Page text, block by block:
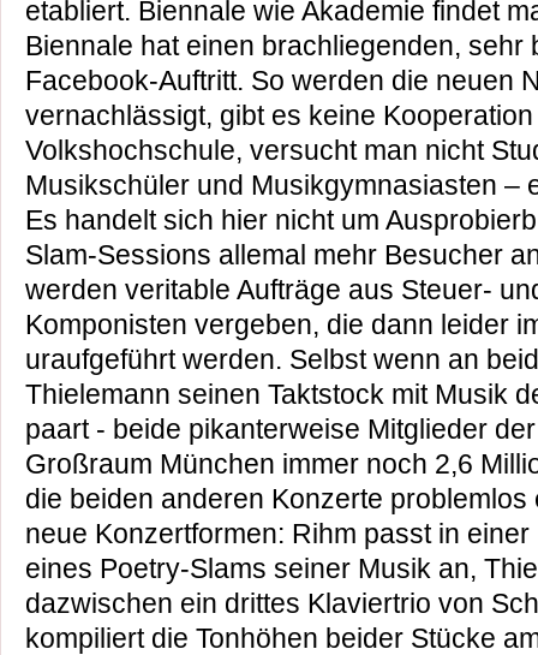
etabliert. Biennale wie Akademie findet
Biennale hat einen brachliegenden, sehr
Facebook-Auftritt. So werden die neuen
vernachlässigt, gibt es keine
Volkshochschule, versucht man nicht
Musikschüler und Musikgymnasiasten –
Es handelt sich hier nicht um
Slam-Sessions allemal mehr Besucher
werden veritable Aufträge aus Steuer-
Komponisten vergeben, die dann leider
uraufgeführt werden. Selbst wenn an
Thielemann seinen Taktstock mit Musik
paart - beide pikanterweise Mitglieder
Großraum München immer noch 2,6
die beiden anderen Konzerte
neue Konzertformen: Rihm passt in
eines Poetry-Slams seiner Musik an,
dazwischen ein drittes Klaviertrio von
kompiliert die Tonhöhen beider Stücke